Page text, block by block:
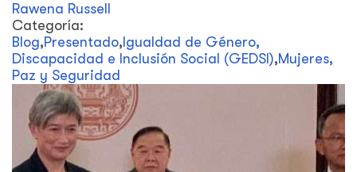
Rawena Russell
Categoría:
Blog,Presentado, Igualdad de Género,
Discapacidad e Inclusión Social (GEDSI),Mujeres,
Paz y Seguridad